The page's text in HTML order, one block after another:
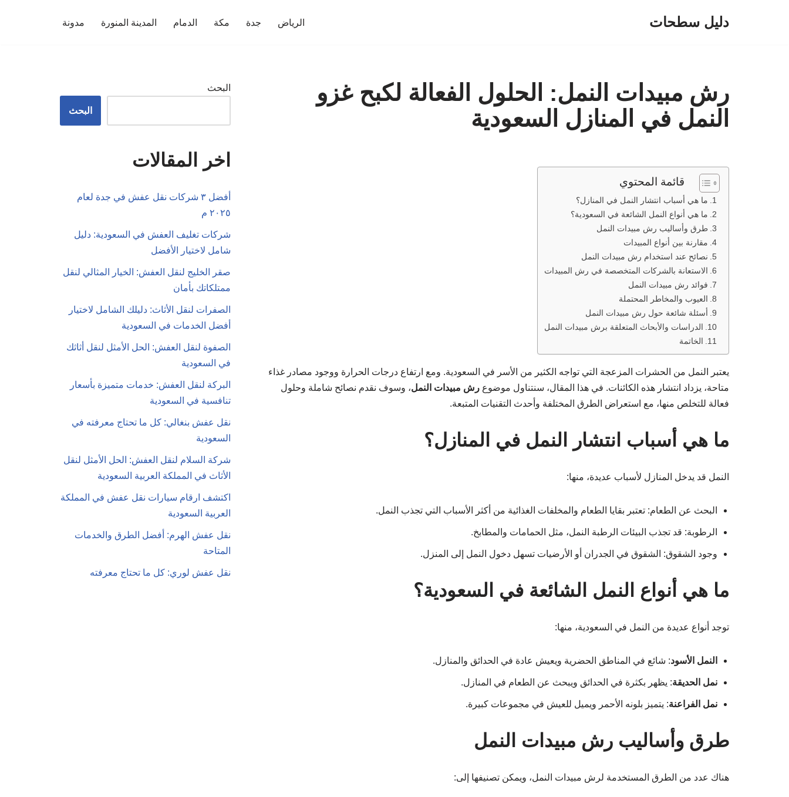
دليل سطحات الرياض جدة مكة الدمام المدينة المنورة مدونة
رش مبيدات النمل: الحلول الفعالة لكبح غزو
النمل في المنازل السعودية
قائمة المحتوي
ما هي أسباب انتشار النمل في المنازل؟
ما هي أنواع النمل الشائعة في السعودية؟
طرق وأساليب رش مبيدات النمل
مقارنة بين أنواع المبيدات
نصائح عند استخدام رش مبيدات النمل
الاستعانة بالشركات المتخصصة في رش المبيدات
فوائد رش مبيدات النمل
العيوب والمخاطر المحتملة
أسئلة شائعة حول رش مبيدات النمل
الدراسات والأبحاث المتعلقة برش مبيدات النمل
الخاتمة
يعتبر النمل من الحشرات المزعجة التي تواجه الكثير من الأسر في السعودية. ومع ارتفاع درجات الحرارة ووجود مصادر غذاء
متاحة، يزداد انتشار هذه الكائنات. في هذا المقال، سنتناول موضوع رش مبيدات النمل، وسوف نقدم نصائح شاملة وحلول
فعالة للتخلص منها، مع استعراض الطرق المختلفة وأحدث التقنيات المتبعة.
ما هي أسباب انتشار النمل في المنازل؟
النمل قد يدخل المنازل لأسباب عديدة، منها:
البحث عن الطعام: تعتبر بقايا الطعام والمخلفات الغذائية من أكثر الأسباب التي تجذب النمل.
الرطوبة: قد تجذب البيئات الرطبة النمل، مثل الحمامات والمطابخ.
وجود الشقوق: الشقوق في الجدران أو الأرضيات تسهل دخول النمل إلى المنزل.
ما هي أنواع النمل الشائعة في السعودية؟
توجد أنواع عديدة من النمل في السعودية، منها:
النمل الأسود: شائع في المناطق الحضرية ويعيش عادة في الحدائق والمنازل.
نمل الحديقة: يظهر بكثرة في الحدائق ويبحث عن الطعام في المنازل.
نمل الفراعنة: يتميز بلونه الأحمر ويميل للعيش في مجموعات كبيرة.
طرق وأساليب رش مبيدات النمل
هناك عدد من الطرق المستخدمة لرش مبيدات النمل، ويمكن تصنيفها إلى:
البحث
البحث
اخر المقالات
أفضل ٣ شركات نقل عفش في جدة لعام
٢٠٢٥ م
شركات تغليف العفش في السعودية: دليل
شامل لاختيار الأفضل
صقر الخليج لنقل العفش: الخيار المثالي لنقل
ممتلكاتك بأمان
الصفرات لنقل الأثاث: دليلك الشامل لاختيار
أفضل الخدمات في السعودية
الصفوة لنقل العفش: الحل الأمثل لنقل أثاثك
في السعودية
البركة لنقل العفش: خدمات متميزة بأسعار
تنافسية في السعودية
نقل عفش بنغالي: كل ما تحتاج معرفته في
السعودية
شركة السلام لنقل العفش: الحل الأمثل لنقل
الأثاث في المملكة العربية السعودية
اكتشف ارقام سيارات نقل عفش في المملكة
العربية السعودية
نقل عفش الهرم: أفضل الطرق والخدمات
المتاحة
نقل عفش لوري: كل ما تحتاج معرفته